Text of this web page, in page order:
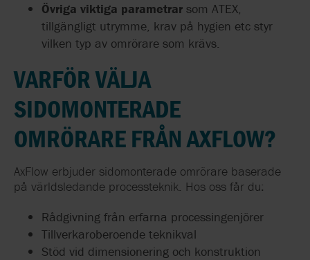
Övriga viktiga parametrar som ATEX,
tillgängligt utrymme, krav på hygien etc styr
vilken typ av omrörare som krävs.
VARFÖR VÄLJA
SIDOMONTERADE
OMRÖRARE FRÅN AXFLOW?
AxFlow erbjuder sidomonterade omrörare baserade
på världsledande processteknik. Hos oss får du:
Rådgivning från erfarna processingenjörer
Tillverkaroberoende teknikval
Stöd vid dimensionering och konstruktion